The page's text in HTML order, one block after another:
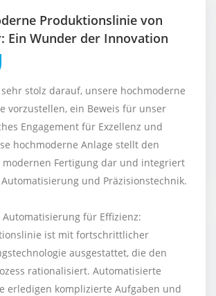
Produktionslinie von
Ein Wunder der Innovation
stolz darauf, unsere hochmoderne
vorzustellen, ein Beweis für unser
Engagement für Exzellenz und
hochmoderne Anlage stellt den
modernen Fertigung dar und integriert
und Präzisionstechnik.
für Effizienz:
ist mit fortschrittlicher
ausgestattet, die den
rationalisiert. Automatisierte
erledigen komplizierte Aufgaben und